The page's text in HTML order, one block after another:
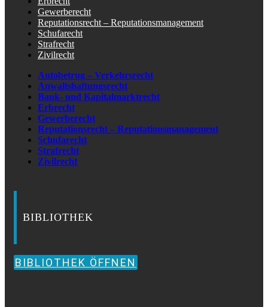
Gewerberecht
Reputationsrecht – Reputationsmanagement
Schufarecht
Strafrecht
Zivilrecht
Autobetrug – Verkehrsrecht
Anwaltshaftungsrecht
Bank- und Kapitalmarktrecht
Erbrecht
Gewerberecht
Reputationsrecht – Reputationsmanagement
Schufarecht
Strafrecht
Zivilrecht
BIBLIOTHEK
BIBLIOTHEK ÖFFNEN